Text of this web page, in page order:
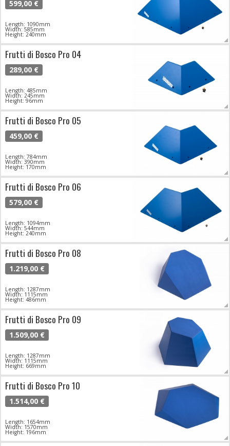
599,00 €
Length: 1090mm
Width: 585mm
Height: 240mm
Frutti di Bosco Pro 04
289,00 €
Length: 485mm
Width: 245mm
Height: 96mm
Frutti di Bosco Pro 05
459,00 €
Length: 784mm
Width: 390mm
Height: 170mm
Frutti di Bosco Pro 06
579,00 €
Length: 1094mm
Width: 544mm
Height: 240mm
Frutti di Bosco Pro 08
1.219,00 €
Length: 1287mm
Width: 1115mm
Height: 486mm
Frutti di Bosco Pro 09
1.509,00 €
Length: 1287mm
Width: 1115mm
Height: 669mm
Frutti di Bosco Pro 10
1.514,00 €
Length: 1654mm
Width: 1570mm
Height: 196mm